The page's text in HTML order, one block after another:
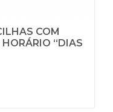
COM
“DIAS